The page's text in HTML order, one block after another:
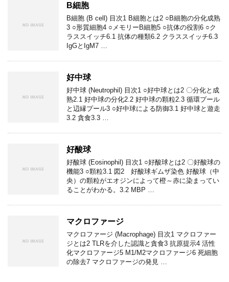
B細胞
B細胞 (B cell) 目次1 B細胞とは2 ○B細胞の分化成熟
3 ○形質細胞4 ○メモリーB細胞5 ○抗体の役割6 ○ク
ラススイッチ6.1 抗体の種類6.2 クラススイッチ6.3
IgGとIgM7 …
好中球
好中球 (Neutrophil) 目次1 ○好中球とは2 〇分化と成
熟2.1 好中球の分化2.2 好中球の顆粒2.3 循環プール
と辺縁プール3 ○好中球による防御3.1 好中球と遊走
3.2 貪食3.3 …
好酸球
好酸球 (Eosinophil) 目次1 ○好酸球とは2 〇好酸球の
機能3 ○顆粒3.1 図2 好酸球ギムザ染色 好酸球（中
央）の顆粒がエオジンによって橙～赤に染まってい
ることがわかる。3.2 MBP …
マクロファージ
マクロファージ (Macrophage) 目次1 マクロファー
ジとは2 TLRを介した認識と貪食3 抗原提示4 活性
化マクロファージ5 M1/M2マクロファージ6 死細胞
の除去7 マクロファージの発見 …